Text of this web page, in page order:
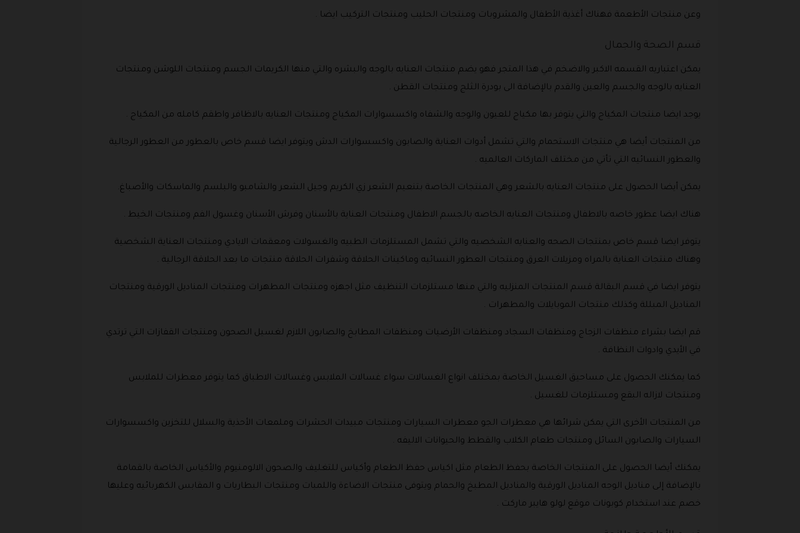
وعن منتجات الأطعمة فهناك أغذية الأطفال والمشروبات ومنتجات الحليب ومنتجات التركيب ايضا .
قسم الصحة والجمال
يمكن اعتباريه القسمه الاكبر والاضخم في هذا المتجر فهو يضم منتجات العنايه بالوجه والبشره والتي منها الكريمات الجسم ومنتجات اللوشن ومنتجات
العنايه بالوجه والجسم والعين والقدم بالإضافة الى بودرة الثلج ومنتجات القطن .
يوجد ايضا منتجات المكياج والتي يتوفر بها مكياج للعيون والوجه والشفاه واكسسوارات المكياج ومنتجات العنايه بالاظافر واطقم كامله من المكياج .
من المنتجات أيضا هي منتجات الاستحمام والتي تشمل أدوات العناية والصابون واكسسوارات الدش ويتوفر ايضا قسم خاص بالعطور من العطور الرجالية
والعطور النسائيه التي تأتي من مختلف الماركات العالميه .
يمكن أيضا الحصول على منتجات العنايه بالشعر وهي المنتجات الخاصة بتنعيم الشعر زي الكريم وجيل الشعر والشامبو والبلسم والماسكات والأصباغ.
هناك ايضا عطور خاصه بالاطفال ومنتجات العنايه الخاصه بالجسم الاطفال ومنتجات العناية بالأسنان وفرش الأسنان وغسول الفم ومنتجات الخيط .
يتوفر ايضا قسم خاص بمنتجات الصحه والعنايه الشخصيه والتي تشمل المستلزمات الطبيه والغسولات ومعقمات الايادي ومنتجات العناية الشخصية
وهناك منتجات العناية بالمراه ومزيلات العرق ومنتجات العطور النسائيه وماكينات الحلاقة وشفرات الحلاقة منتجات ما بعد الحلاقة الرجالية .
يتوفر ايضا في قسم البقالة قسم المنتجات المنزليه والتي منها مستلزمات التنظيف مثل اجهزه ومنتجات المطهرات ومنتجات المناديل الورقية ومنتجات
المناديل المبللة وكذلك منتجات الموبايلات والمطهرات .
قم ايضا بشراء منظفات الزجاج ومنظفات السجاد ومنظفات الأرضيات ومنظفات المطابخ والصابون اللازم لغسيل الصحون ومنتجات القفازات التي ترتدي
في الأيدي وادوات النظافة .
كما يمكنك الحصول على مساحيق الغسيل الخاصة بمختلف انواع الغسالات سواء غسالات الملابس وغسالات الاطباق كما يتوفر معطرات للملابس
ومنتجات لازاله البقع ومستلزمات للغسيل .
من المنتجات الأخرى التي يمكن شرائها هي معطرات الجو معطرات السيارات ومنتجات مبيدات الحشرات وملمعات الأحذية والسلال للتخزين واكسسوارات
السيارات والصابون السائل ومنتجات طعام الكلاب والقطط والحيوانات الاليفه .
يمكنك أيضا الحصول على المنتجات الخاصة بحفظ الطعام مثل اكياس حفظ الطعام وأكياس للتغليف والصحون الالومنيوم والأكياس الخاصة بالقمامة
بالإضافة إلى مناديل الوجه المناديل الورقية والمناديل المطبخ والحمام ويتوفى منتجات الاضاءة واللمبات ومنتجات البطاريات و المقابس الكهربائيه وعليها
خصم عند استخدام كوبونات موقع لولو هايبر ماركت .